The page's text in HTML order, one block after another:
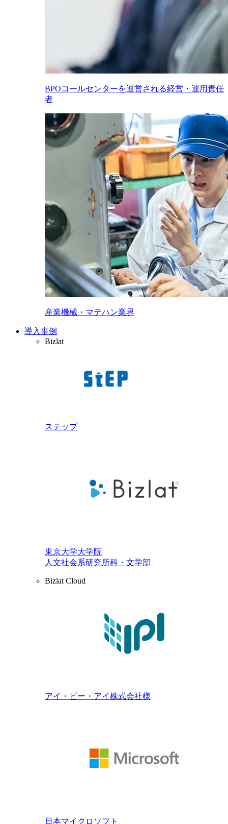
BPOコールセンターを運営される経営・運用責任
者
産業機械・マテハン業界
導入事例
Bizlat
ステップ
東京大学大学院
人文社会系研究所科・文学部
Bizlat Cloud
アイ・ピー・アイ株式会社様
日本マイクロソフト